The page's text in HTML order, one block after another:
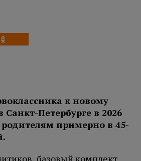
к новому
Санкт-Петербурге в 2026
родителям примерно в 45-